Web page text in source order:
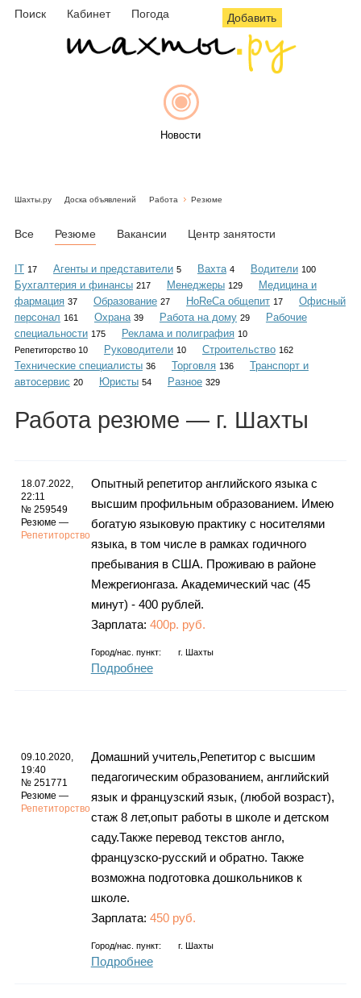
Поиск Кабинет Погода Добавить
Новости
Объявления
Каталог
Гороскоп
Карты
Фотогалерея
Шахты.ру Доска объявлений Работа Резюме
Все Резюме Вакансии Центр занятости
IT 17 Агенты и представители 5 Вахта 4 Водители 100
Бухгалтерия и финансы 217 Менеджеры 129
Медицина и
фармация 37 Образование 27 HoReCa общепит 17
Офисный
персонал 161 Охрана 39 Работа на дому 29
Рабочие
специальности 175 Реклама и полиграфия 10
Репетиторство 10
Руководители 10 Строительство 162
Технические специалисты 36 Торговля 136
Транспорт и
автосервис 20 Юристы 54 Разное 329
Работа резюме — г. Шахты
18.07.2022,
22:11
№ 259549
Резюме —
Репетиторство
Опытный репетитор английского языка с
высшим профильным образованием. Имею
богатую языковую практику с носителями
языка, в том числе в рамках годичного
пребывания в США. Проживаю в районе
Межрегионгаза. Академический час (45
минут) - 400 рублей.
Зарплата: 400р. руб.
Город/нас. пункт: г. Шахты
Подробнее
09.10.2020,
19:40
№ 251771
Резюме —
Репетиторство
Домашний учитель,Репетитор с высшим
педагогическим образованием, английский
язык и французский язык, (любой возраст),
стаж 8 лет,опыт работы в школе и детском
саду.Также перевод текстов англо,
французско-русский и обратно. Также
возможна подготовка дошкольников к
школе.
Зарплата: 450 руб.
Город/нас. пункт: г. Шахты
Подробнее